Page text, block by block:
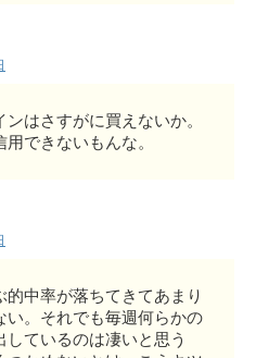
はさすがに買えないか。
できないもんな。
的中率が落ちてきてあまり
い。それでも毎週何らかの
しているのは凄いと思う